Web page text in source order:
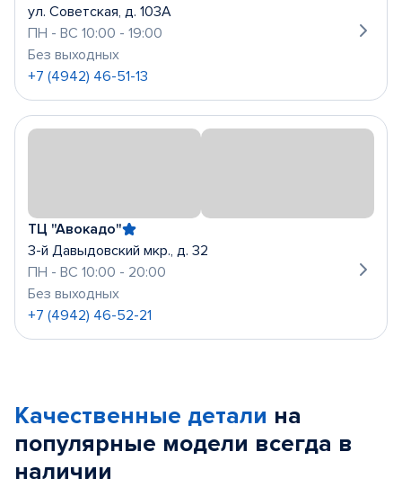
ул. Советская, д. 103А
ПН - ВС 10:00 - 19:00
Без выходных
+7 (4942) 46-51-13
ТЦ "Авокадо"
3-й Давыдовский мкр., д. 32
ПН - ВС 10:00 - 20:00
Без выходных
+7 (4942) 46-52-21
Качественные детали на
популярные модели всегда в
наличии